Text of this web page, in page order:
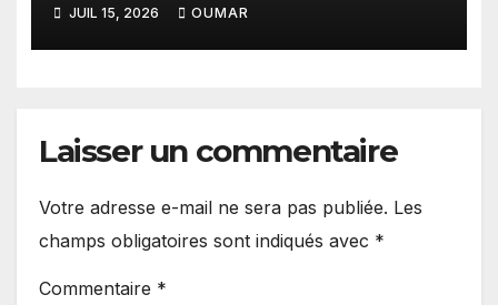
JUIL 15, 2026 OUMAR
Laisser un commentaire
Votre adresse e-mail ne sera pas publiée. Les
champs obligatoires sont indiqués avec *
Commentaire *